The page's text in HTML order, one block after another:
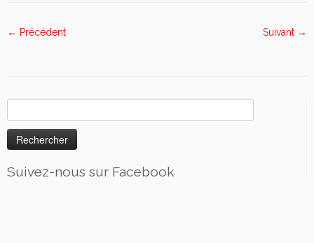
← Précédent Suivant →
Suivez-nous sur Facebook